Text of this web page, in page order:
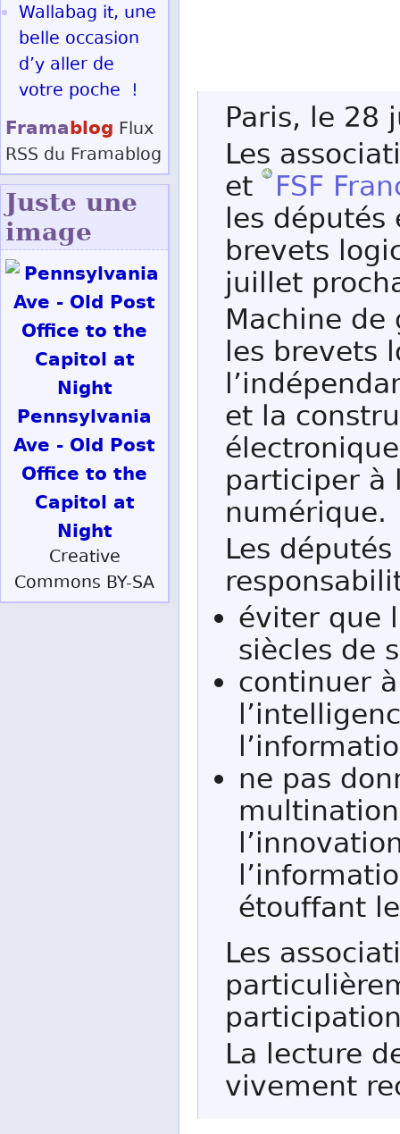
Paris, le 28
Les
et FSF
les députés
brevets
juillet
Machine
les brevets
et la
participer à
numérique.
Les
éviter que
siècles de
continuer
ne pas
étouffant
Les
La lecture
vivement
Wallabag it, une
belle occasion
d’y aller de
votre poche !
Framablog Flux
RSS du Framablog
Juste une
image
Pennsylvania
Ave - Old Post
Office to the
Capitol at
Night
Creative
Commons BY-SA